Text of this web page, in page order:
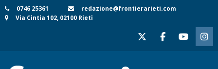
Skip
to
0746 25361
redazione@frontierarieti.com
Via Cintia 102, 02100 Rieti